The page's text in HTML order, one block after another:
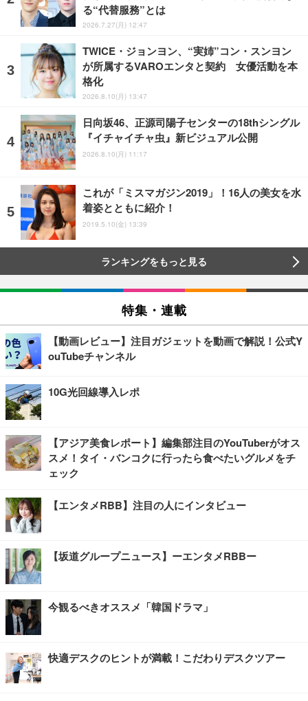
る“代替服務”とは
2026.7.27(月) 12:47
TWICE・ジョンヨン、“実姉”コン・スンヨン
が所属するVAROエンタと契約 女優活動を本
格化
2026.8.10(月) 13:47
日向坂46、正源司陽子センターの18thシングル
『イチャイチャ虫』新ビジュアル公開
2026.8.10(月) 11:17
これが「ミスマガジン2019」！16人の美女を水
着姿とともに紹介！
2019.5.10(金) 13:39
ランキングをもっと見る
特集・連載
【動画レビュー】注目ガジェットを動画で解説！公式Y
ouTubeチャンネル
10G光回線導入レポ
【アジア美食レポート】編集部注目のYouTuberがオス
スメ！タイ・バンコクに行ったら食べたいグルメをチ
ェック
【エンタメRBB】注目の人にインタビュー
【坂道グループニュース】ーエンタメRBBー
今観るべきオススメ「韓国ドラマ」
快適デスクのヒントが満載！こだわりデスクツアー